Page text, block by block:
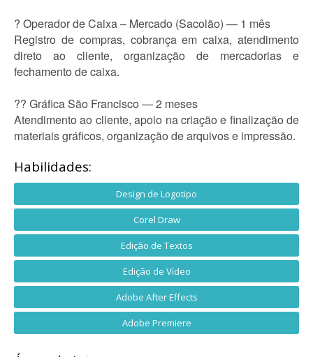
? Operador de Caixa – Mercado (Sacolão) — 1 mês
Registro de compras, cobrança em caixa, atendimento
direto ao cliente, organização de mercadorias e
fechamento de caixa.
?? Gráfica São Francisco — 2 meses
Atendimento ao cliente, apoio na criação e finalização de
materiais gráficos, organização de arquivos e impressão.
Habilidades:
Design de Logotipo
Corel Draw
Edição de Textos
Edição de Vídeo
Adobe After Effects
Adobe Premiere